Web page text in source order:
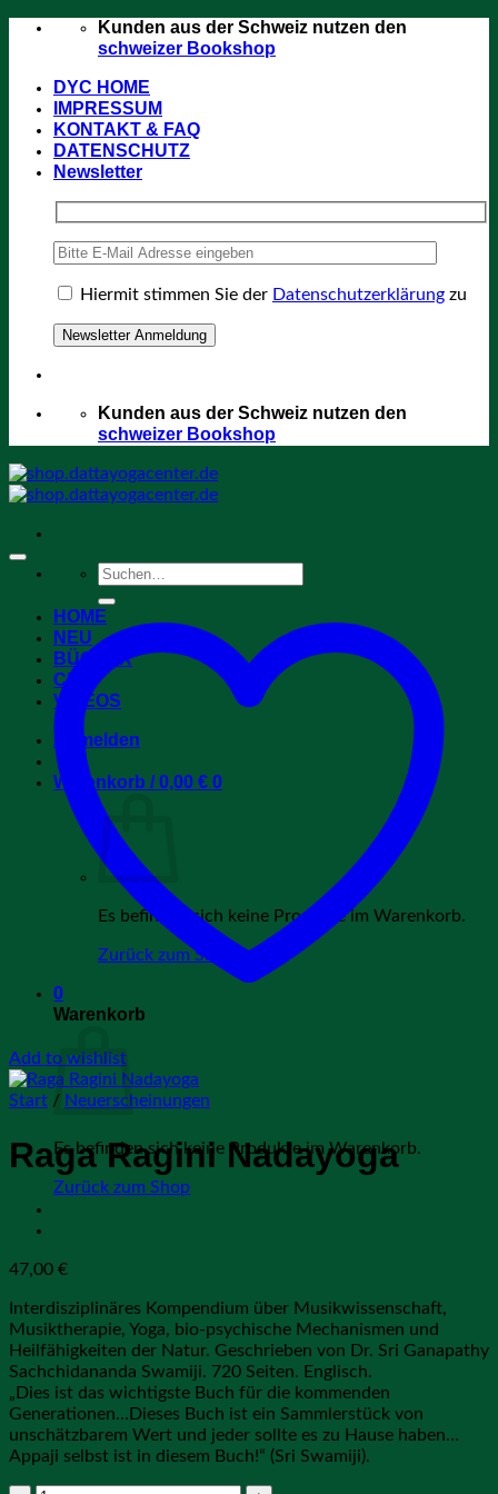
Zum
Kunden aus der Schweiz nutzen den
schweizer Bookshop
DYC HOME
IMPRESSUM
KONTAKT & FAQ
DATENSCHUTZ
Newsletter
Hiermit stimmen Sie der Datenschutzerklärung zu
Kunden aus der Schweiz nutzen den
schweizer Bookshop
Suchen
nach:
HOME
NEU
BÜCHER
CDs
VIDEOS
Anmelden
Warenkorb /0,00 € 0
Es befinden sich keine Produkte im Warenkorb.
Zurück zum Shop
0
Warenkorb
Es befinden sich keine Produkte im Warenkorb.
Zurück zum Shop
Add to wishlist
Start / Neuerscheinungen
Raga Ragini Nadayoga
47,00 €
Interdisziplinäres Kompendium über Musikwissenschaft,
Musiktherapie, Yoga, bio-psychische Mechanismen und
Heilfähigkeiten der Natur. Geschrieben von Dr. Sri Ganapathy
Sachchidananda Swamiji. 720 Seiten. Englisch.
„Dies ist das wichtigste Buch für die kommenden
Generationen…Dieses Buch ist ein Sammlerstück von
unschätzbarem Wert und jeder sollte es zu Hause haben…
Appaji selbst ist in diesem Buch!“ (Sri Swamiji).